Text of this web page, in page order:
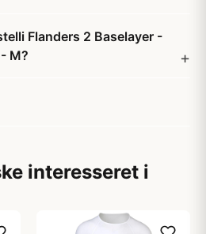
Flanders 2 Baselayer -
M?
interesseret i